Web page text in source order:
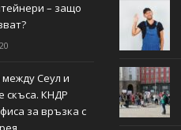
– защо
Сеул и
скъса. КНДР
за връзка с